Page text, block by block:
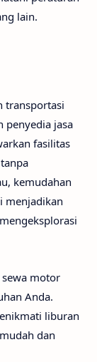
lain.
transportasi
penyedia jasa
fasilitas
kemudahan
menjadikan
sewa motor
Anda.
liburan
dan